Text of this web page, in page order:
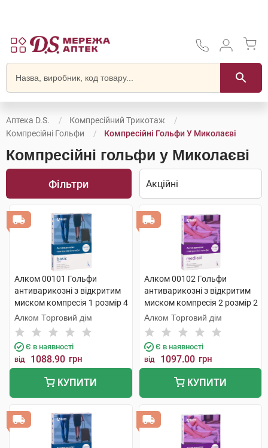
Аптека D.S.
Компресійний Трикотаж
Компресійні Гольфи
Компресійні Гольфи У Миколаєві
Компресійні гольфи у Миколаєві
Фільтри
Алком 00101 Гольфи
антиварикозні з відкритим
миском компресія 1 розмір 4
бежевий 1 пара
Алком Торговий дім
Є в наявності
від 1088.90 грн
КУПИТИ
Алком 00102 Гольфи
антиварикозні з відкритим
миском компресія 2 розмір 2
бежевий 1 пара
Алком Торговий дім
Є в наявності
від 1097.00 грн
КУПИТИ